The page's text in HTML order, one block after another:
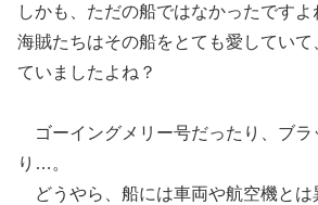
しかも、ただの船ではなかったですよ
海賊たちはその船をとても愛してい
ていましたよね？
ゴーイングメリー号だったり、ブラ
り…。
どうやら、船には車両や航空機とは